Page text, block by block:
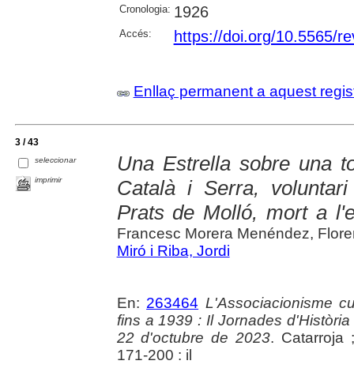
Cronologia: 1926
Accés: https://doi.org/10.5565/
Enllaç permanent a aquest
3 / 43
seleccionar
imprimir
Una Estrella sobre una
Català i Serra,
Prats de Molló, mort a
Francesc Morera Menéndez,
Miró i Riba, Jordi
En: 263464 L'Associacionisme
fins a 1939 : Il Jornades
22 d'octubre de 2023. Catarroja
171-200 : il